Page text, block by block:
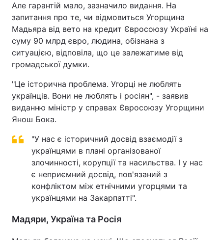
Але гарантій мало, зазначило видання. На
запитання про те, чи відмовиться Угорщина
Мадьяра від вето на кредит Євросоюзу Україні на
суму 90 млрд євро, людина, обізнана з
ситуацією, відповіла, що це залежатиме від
громадської думки.
"Це історична проблема. Угорці не люблять
українців. Вони не люблять і росіян", - заявив
виданню міністр у справах Євросоюзу Угорщини
Янош Бока.
"У нас є історичний досвід взаємодії з
українцями в плані організованої
злочинності, корупції та насильства. І у нас
є неприємний досвід, пов'язаний з
конфліктом між етнічними угорцями та
українцями на Закарпатті".
Мадяри, Україна та Росія